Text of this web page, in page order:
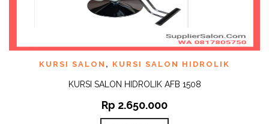
KURSI SALON , KURSI SALON HIDROLIK
KURSI SALON HIDROLIK AFB 1508
Rp 2.650.000